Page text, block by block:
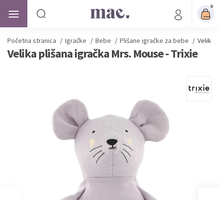
0
Početna stranica / Igračke / Bebe / Plišane igračke za bebe / Velika
Velika plišana igračka Mrs. Mouse - Trixie